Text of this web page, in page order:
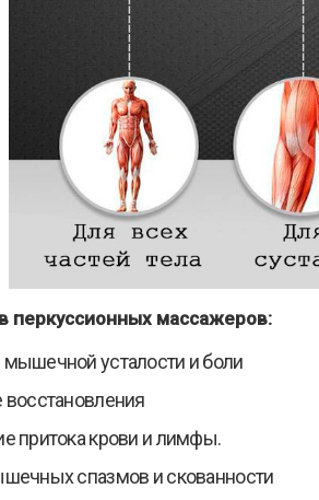
перкуссионных массажеров:
усталости и боли
восстановления
притока крови и лимфы.
спазмов и скованности